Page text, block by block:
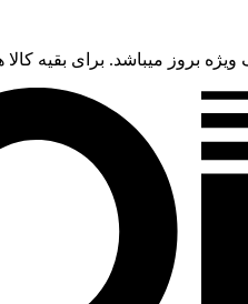
ویژه بروز میباشد. برای بقیه